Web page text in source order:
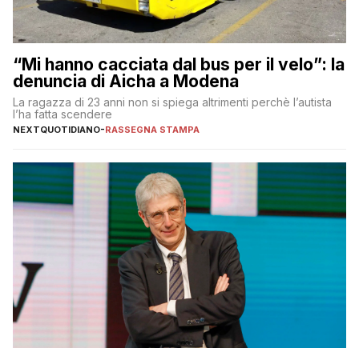
“Mi hanno cacciata dal bus per il velo”: la
denuncia di Aicha a Modena
La ragazza di 23 anni non si spiega altrimenti perchè l’autista
l’ha fatta scendere
NEXTQUOTIDIANO-RASSEGNA STAMPA